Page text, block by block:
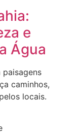
e
Água
paisagens
caminhos,
locais.